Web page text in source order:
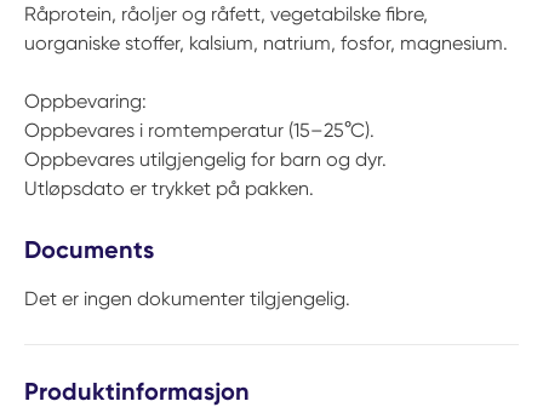
Råprotein, råoljer og råfett, vegetabilske fibre,
uorganiske stoffer, kalsium, natrium, fosfor, magnesium.
Oppbevaring:
Oppbevares i romtemperatur (15–25°C).
Oppbevares utilgjengelig for barn og dyr.
Utløpsdato er trykket på pakken.
Documents
Det er ingen dokumenter tilgjengelig.
Produktinformasjon